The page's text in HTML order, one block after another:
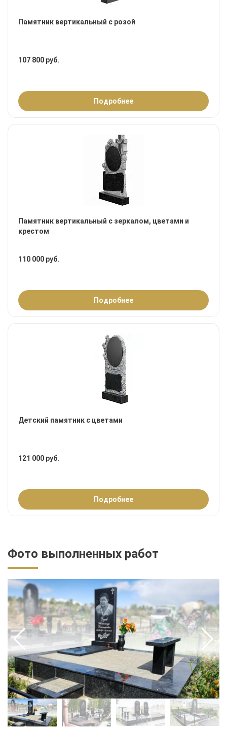
Памятник вертикальный с розой
107 800 руб.
Подробнее
Памятник вертикальный с зеркалом, цветами и
крестом
110 000 руб.
Подробнее
Детский памятник с цветами
121 000 руб.
Подробнее
Фото выполненных работ